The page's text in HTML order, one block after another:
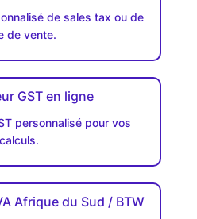
de sales tax ou de
de vente.
GST en ligne
personnalisé pour vos
calculs.
Afrique du Sud / BTW